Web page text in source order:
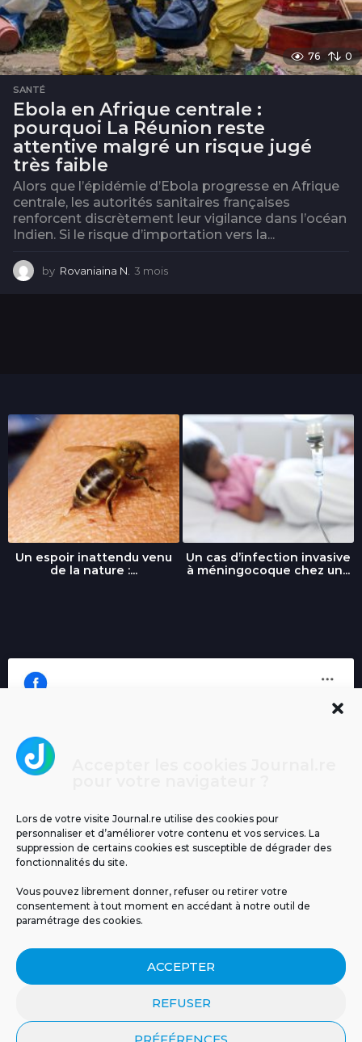
Lors de votre visite Journal.re utilise des cookies pour
personnaliser et d’améliorer votre contenu et vos services. La
suppression de certains cookies est susceptible de dégrader des
fonctionnalités du site.
Vous pouvez librement donner, refuser ou retirer votre
consentement à tout moment en accédant à notre outil de
paramétrage des cookies.
ACCEPTER
REFUSER
PRÉFÉRENCES
76 0
SANTÉ
Ebola en Afrique centrale :
pourquoi La Réunion reste
attentive malgré un risque jugé
très faible
Alors que l’épidémie d’Ebola progresse en Afrique
centrale, les autorités sanitaires françaises
renforcent discrètement leur vigilance dans l’océan
Indien. Si le risque d’importation vers la...
by Rovaniaina N. 3 mois
Un espoir inattendu venu
de la nature :...
Un cas d’infection invasive
à méningocoque chez un...
MENTIONS LÉGALES PUBLICITÉ
BLOG
NOS ÉMISSIONS
POLITIQUE DE CONFIDENTIALITÉ
CONTACT